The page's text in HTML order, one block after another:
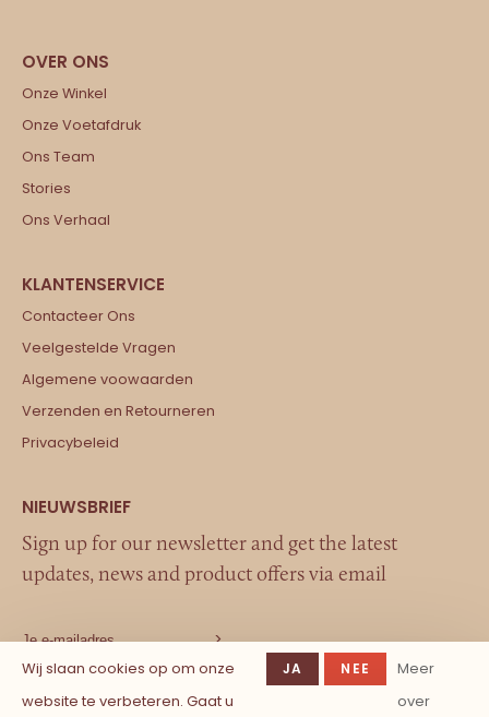
Onze Winkel
Onze Voetafdruk
Ons Team
Stories
Ons Verhaal
Contacteer Ons
Veelgestelde Vragen
Algemene voowaarden
Verzenden en Retourneren
Privacybeleid
Sign up for our newsletter and get the latest
updates, news and product offers via email
Wij slaan cookies op om onze
website te verbeteren. Gaat u
JA NEE
Meer
over